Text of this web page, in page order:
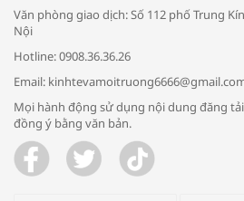
Bác sĩ tư vấn
đường hô hấp
Trao yêu
Văn phòng giao dịch: Số 112 phố Trung
Nội
Hotline: 0908.36.36.26
Email:
Mọi hành động sử dụng nội dung đăng
đồng ý bằng văn bản.